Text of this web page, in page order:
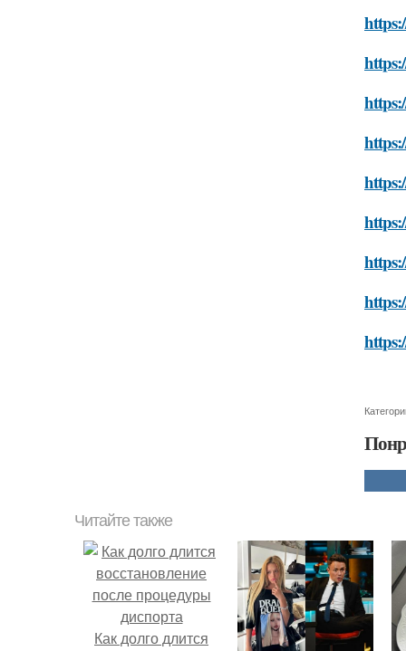
Читайте также
Как долго длится